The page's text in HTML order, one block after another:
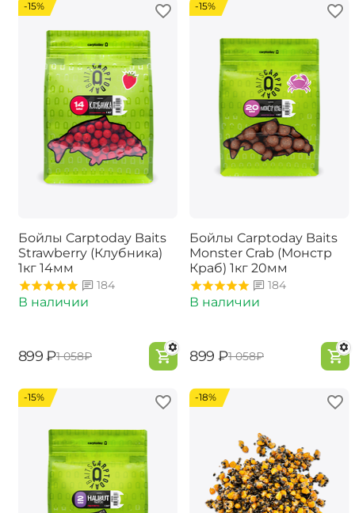
-15%
Бойлы Carptoday Baits
Strawberry (Клубника)
1кг 14мм
184
В наличии
‍899‍ ₽‍1 058‍₽
-15%
Бойлы Carptoday Baits
Monster Crab (Монстр
Краб) 1кг 20мм
184
В наличии
‍899‍ ₽‍1 058‍₽
-15% -18%